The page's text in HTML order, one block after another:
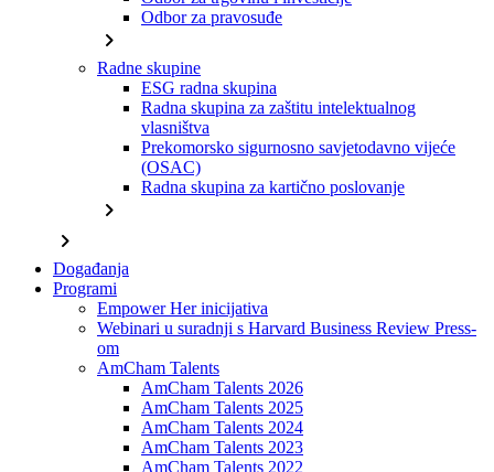
Odbor za pravosuđe
chevron_right
Radne skupine
ESG radna skupina
Radna skupina za zaštitu intelektualnog
vlasništva
Prekomorsko sigurnosno savjetodavno vijeće
(OSAC)
Radna skupina za kartično poslovanje
chevron_right
chevron_right
Događanja
Programi
Empower Her inicijativa
Webinari u suradnji s Harvard Business Review Press-
om
AmCham Talents
AmCham Talents 2026
AmCham Talents 2025
AmCham Talents 2024
AmCham Talents 2023
AmCham Talents 2022